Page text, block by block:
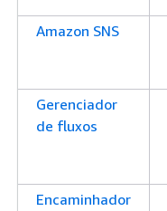
Amazon SNS
Gerenciador
de fluxos
Encaminhador